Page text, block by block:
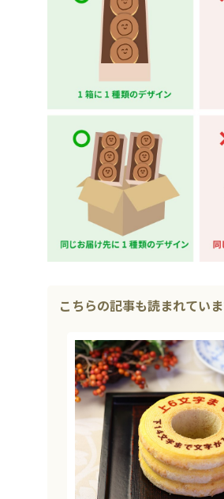
退職・異動の挨拶におすすめのお
フト5選
こちらの記事も読まれてい